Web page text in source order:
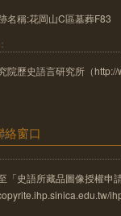
名稱:花岡山C區墓葬F83
院歷史語言研究所（http://
絡窗口
「史語所藏品圖像授權申